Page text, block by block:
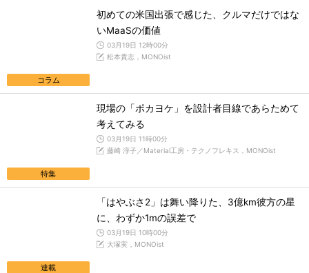
コラム
初めての米国出張で感じた、クルマだけではな
いMaaSの価値
03月19日 12時00分
松本貴志，MONOist
特集
現場の「ポカヨケ」を設計者目線であらためて
考えてみる
03月19日 11時00分
藤崎 淳子／Material工房・テクノフレキス，MONOist
連載
「はやぶさ2」は舞い降りた、3億km彼方の星
に、わずか1mの誤差で
03月19日 10時00分
大塚実，MONOist